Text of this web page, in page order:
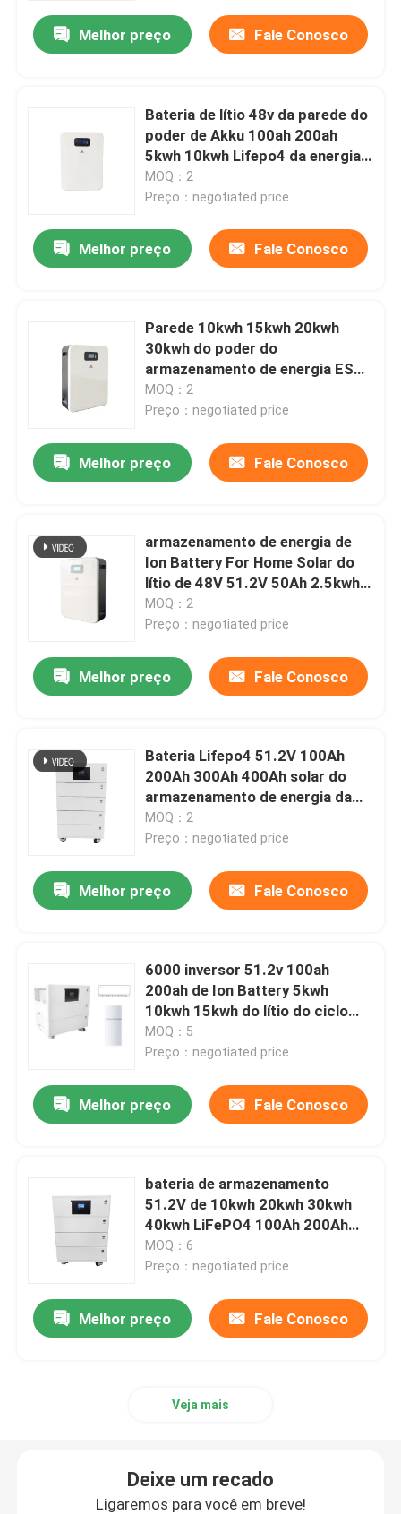
Deixe um recado
Submeter
Melhor preço Fale Conosco
Bateria de lítio 48v da parede do
poder de Akku 100ah 200ah
5kwh 10kwh Lifepo4 da energia
solar
MOQ：2
Preço：negotiated price
Melhor preço Fale Conosco
Parede 10kwh 15kwh 20kwh
30kwh do poder do
armazenamento de energia ESS
48v 100ah 200ah 300ah Lifepo4
MOQ：2
Preço：negotiated price
Melhor preço Fale Conosco
armazenamento de energia de
Ion Battery For Home Solar do
lítio de 48V 51.2V 50Ah 2.5kwh
3kwh LifePO4
MOQ：2
Preço：negotiated price
Melhor preço Fale Conosco
Bateria Lifepo4 51.2V 100Ah
200Ah 300Ah 400Ah solar do
armazenamento de energia da
casa
MOQ：2
Preço：negotiated price
Melhor preço Fale Conosco
6000 inversor 51.2v 100ah
200ah de Ion Battery 5kwh
10kwh 15kwh do lítio do ciclo
LiFePO4
MOQ：5
Preço：negotiated price
Melhor preço Fale Conosco
bateria de armazenamento
51.2V de 10kwh 20kwh 30kwh
40kwh LiFePO4 100Ah 200Ah
300Ah 400Ah
MOQ：6
Preço：negotiated price
Melhor preço Fale Conosco
Veja mais
Deixe um recado
Ligaremos para você em breve!